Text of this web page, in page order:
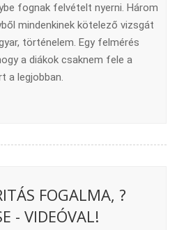
fognak felvételt nyerni. Három
mindenkinek kötelező vizsgát
történelem. Egy felmérés
a diákok csaknem fele a
a legjobban.
FOGALMA, ?
- VIDEÓVAL!